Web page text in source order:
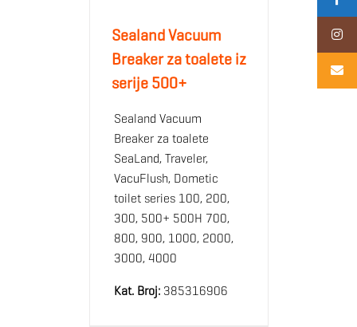
Sealand Vacuum
Breaker za toalete iz
serije 500+
Sealand Vacuum
Breaker za toalete
SeaLand, Traveler,
VacuFlush, Dometic
toilet series 100, 200,
300, 500+ 500H 700,
800, 900, 1000, 2000,
3000, 4000
Kat. Broj:385316906